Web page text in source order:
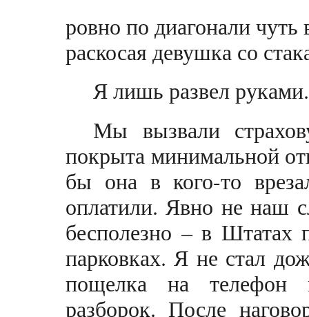
ровно по диагонали чуть
раскосая девушка со
Я лишь развел руками.
Мы вызвали
покрыта минимальной
бы она в кого-то
оплатили. Явно не наш
бесполезно – в Штатах
парковках. Я не стал
пощелка на телефон
разборок. После